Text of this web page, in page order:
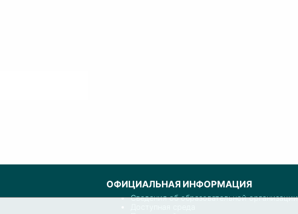
ОФИЦИАЛЬНАЯ ИНФОРМАЦИЯ
Сведения об образовательной организации